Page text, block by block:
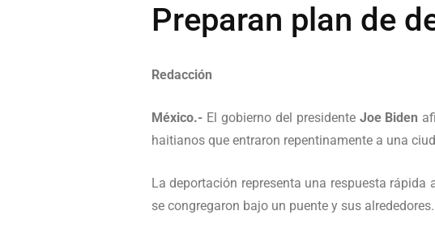
Preparan plan de
Redacción
México.- El gobierno del presidente Joe Biden
haitianos que entraron repentinamente a una
La deportación representa una respuesta
se congregaron bajo un puente y sus alrededores.